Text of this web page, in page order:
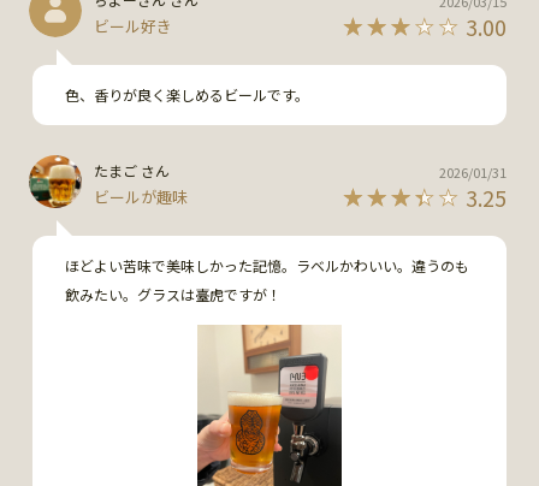
ビール好き 3.00
色、香りが良く楽しめるビールです。
たまご さん
ビールが趣味 3.25
2026/01/31
ほどよい苦味で美味しかった記憶。ラベルかわいい。違うのも
飲みたい。グラスは臺虎ですが！